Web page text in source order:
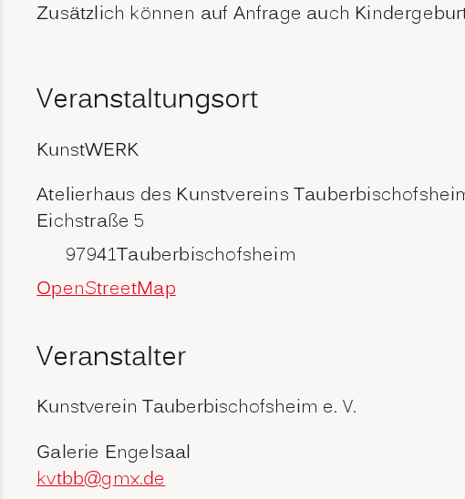
Zusätzlich können auf Anfrage auch
Veranstaltungsort
KunstWERK
Atelierhaus des Kunstvereins
Eichstraße 5
97941Tauberbischofsheim
OpenStreetMap
Veranstalter
Kunstverein Tauberbischofsheim e. V.
Galerie Engelsaal
kvtbb@gmx.de